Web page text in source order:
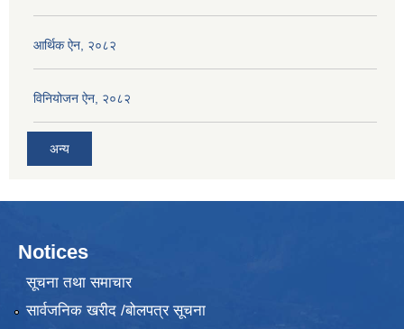
आर्थिक ऐन, २०८२
विनियोजन ऐन, २०८२
अन्य
Notices
सूचना तथा समाचार
सार्वजनिक खरीद /बोलपत्र सूचना